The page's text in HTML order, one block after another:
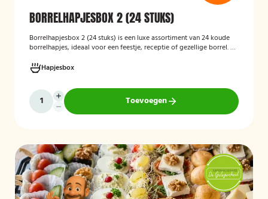
BORRELHAPJESBOX 2 (24 STUKS)
Borrelhapjesbox 2 (24 stuks) is een luxe assortiment van 24 koude
borrelhapjes, ideaal voor een feestje, receptie of gezellige borrel. De
klaar worden geleverd, zodat u uw gasten eenvoudig kunt trakteren
op een smaakvolle en feestelijke borrelervaring.
Hapjesbox
Toevoegen